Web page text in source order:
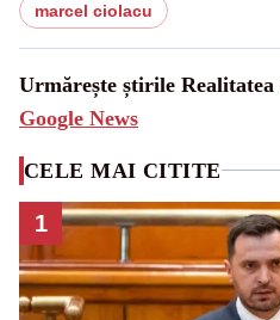
marcel ciolacu
Urmărește știrile Realitatea
Google News
CELE MAI CITITE
1